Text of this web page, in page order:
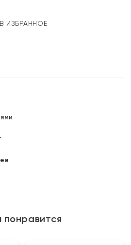
В ИЗБРАННОЕ
понравится